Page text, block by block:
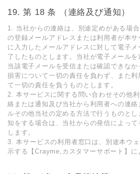
第 18 条 （連絡及び通知）
1. 当社からの連絡は、別途定めがある場
の登録メールアドレスまたは利⽤者が本
に⼊⼒したメールアドレスに対して電⼦
了したものとします。当社が電⼦メール
当該電⼦メールを受信または確認できな
損害について⼀切の責任を負わず、また
て⼀切の責任を負うものとします。
2. 本サービスに関する問い合わせその他
絡または通知及び当社から利⽤者への連
ルその他当社の定める⽅法で⾏うものと
知をする場合は、当社からの発信によって
します。
3. 本サービスの利⽤者窓⼝は、別途本ウ
⽰する【Crayme,カスタマーサポート】に